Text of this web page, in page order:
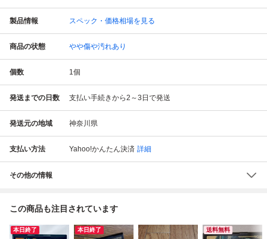
製品情報 スペック・価格相場を見る
商品の状態 やや傷や汚れあり
個数 1個
発送までの日数 支払い手続きから2～3日で発送
発送元の地域 神奈川県
支払い方法 Yahoo!かんたん決済 詳細
その他の情報
この商品も注目されています
本日終了 本日終了 送料無料